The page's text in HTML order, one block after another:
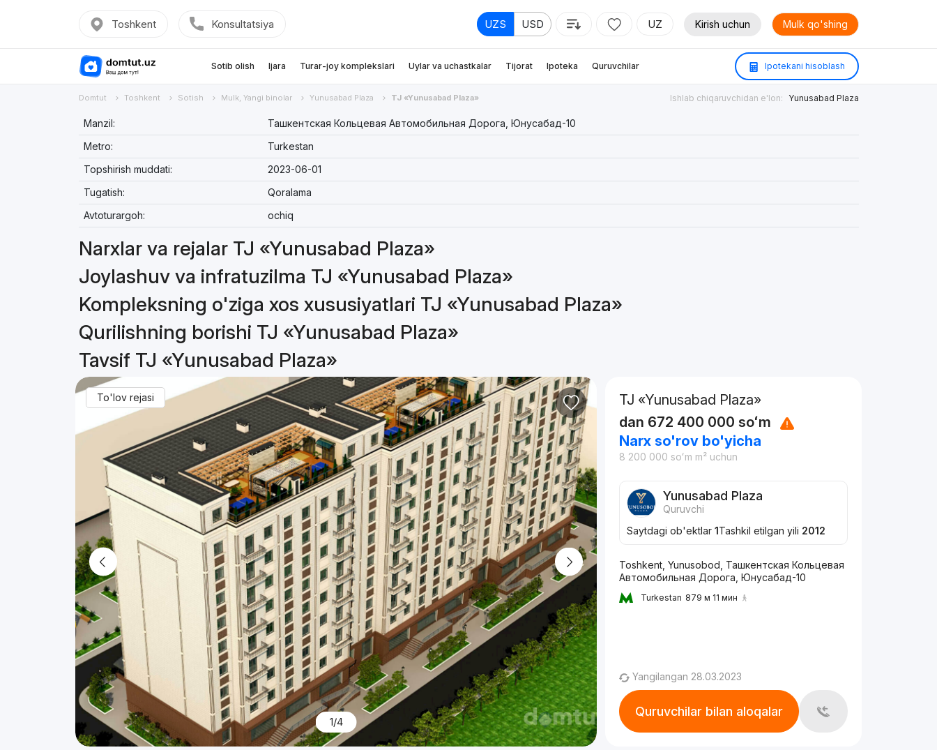
Toshkent Konsultatsiya UZS USD UZ Kirish uchun Mulk qo'shing
Sotib olish Ijara Turar-joy komplekslari Uylar va uchastkalar Tijorat Ipoteka Quruvchilar Ipotekani hisoblash
Domtut Toshkent Sotish Mulk, Yangi binolar Yunusabad Plaza TJ «Yunusabad Plaza» Ishlab chiqaruvchidan e'lon: Yunusabad Plaza
Manzil:
Ташкентская Кольцевая Автомобильная Дорога, Юнусaбад-10
Metro:
Turkestan
Topshirish muddati:
2023-06-01
Tugatish:
Qoralama
Avtoturargoh:
ochiq
Narxlar va rejalar TJ «Yunusabad Plaza»
Joylashuv va infratuzilma TJ «Yunusabad Plaza»
Kompleksning o'ziga xos xususiyatlari TJ «Yunusabad Plaza»
Qurilishning borishi TJ «Yunusabad Plaza»
Tavsif TJ «Yunusabad Plaza»
To'lov rejasi
1/4
TJ «Yunusabad Plaza»
dan 672 400 000 soʻm
Narx so'rov bo'yicha
8 200 000 soʻm m² uchun
Yunusabad Plaza
Quruvchi
Saytdagi ob'ektlar 1Tashkil etilgan yili 2012
Toshkent, Yunusobod, Ташкентская Кольцевая
Автомобильная Дорога, Юнусaбад-10
Turkestan 879 м 11 мин
Yangilangan 28.03.2023
Quruvchilar bilan aloqalar